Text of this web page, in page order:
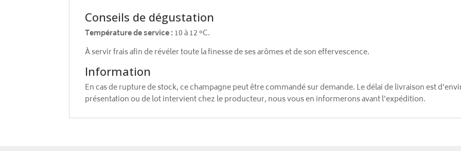
Conseils de dégustation
Température de service : 10 à 12 °C.
À servir frais afin de révéler toute la finesse de ses arômes et de son effervescence.
Information
En cas de rupture de stock, ce champagne peut être commandé sur demande. Le délai de livraison est
présentation ou de lot intervient chez le producteur, nous vous en informerons avant l'expédition.